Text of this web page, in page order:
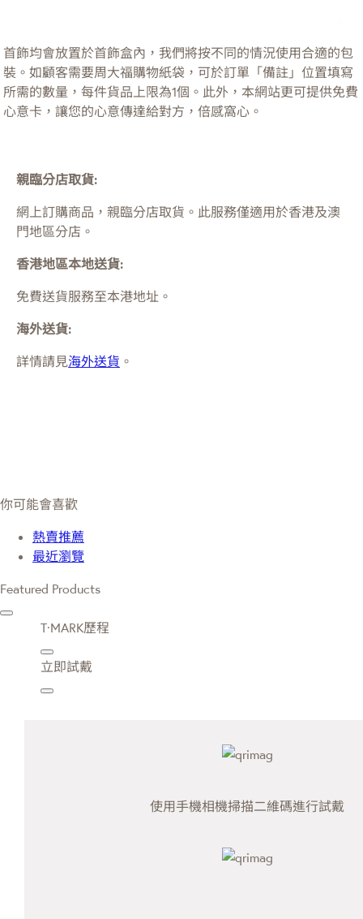
首飾均會放置於首飾盒內，我們將按不同的情況使用合適的包
裝。如顧客需要周大福購物紙袋，可於訂單「備註」位置填寫
所需的數量，每件貨品上限為1個。此外，本網站更可提供免費
心意卡，讓您的心意傳達給對方，倍感窩心。
親臨分店取貨:
網上訂購商品，親臨分店取貨。此服務僅適用於香港及澳
門地區分店。
香港地區本地送貨:
免費送貨服務至本港地址。
海外送貨:
詳情請見海外送貨 。
你可能會喜歡
熱賣推薦
最近瀏覽
Featured Products
T·MARK歷程
立即試戴
使用手機相機掃描二維碼進行試戴